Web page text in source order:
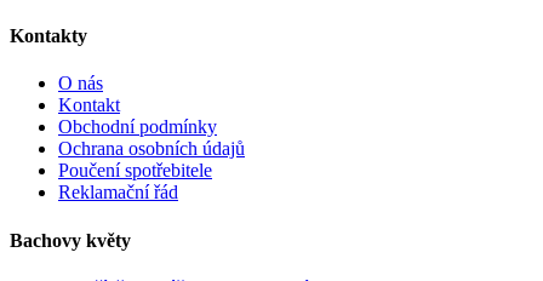
Kontakty
O nás
Kontakt
Obchodní podmínky
Ochrana osobních údajů
Poučení spotřebitele
Reklamační řád
Bachovy květy